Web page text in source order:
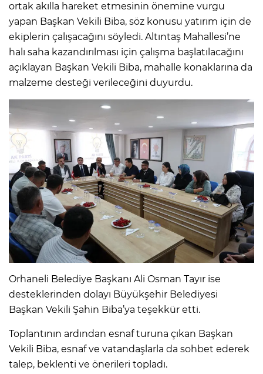
ortak akılla hareket etmesinin önemine vurgu
yapan Başkan Vekili Biba, söz konusu yatırım için de
ekiplerin çalışacağını söyledi. Altıntaş Mahallesi’ne
halı saha kazandırılması için çalışma başlatılacağını
açıklayan Başkan Vekili Biba, mahalle konaklarına da
malzeme desteği verileceğini duyurdu.
Orhaneli Belediye Başkanı Ali Osman Tayır ise
desteklerinden dolayı Büyükşehir Belediyesi
Başkan Vekili Şahin Biba’ya teşekkür etti.
Toplantının ardından esnaf turuna çıkan Başkan
Vekili Biba, esnaf ve vatandaşlarla da sohbet ederek
talep, beklenti ve önerileri topladı.